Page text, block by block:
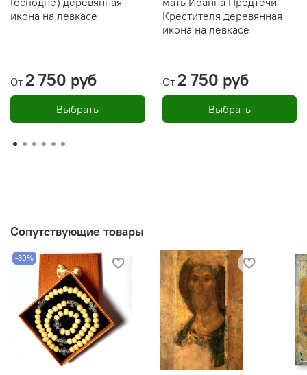
Дерево,левкас
, печать минеральными красками,
Производитель: мастерская "Иконный Дом", Россия
икона на левкасе
От 2 750 руб
Выбрать
Крестителя деревянная
икона на левкасе
От 2 750 руб
Выбрать
Сопутствующие товары
-30%